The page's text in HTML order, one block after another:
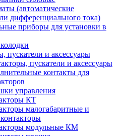
(автоматические
дифференциального тока)
приборы для установки в
пускатели и аксессуары
пускатели и аксессуары
контакты для
управления
КТ
малогабаритные и
модульные КМ